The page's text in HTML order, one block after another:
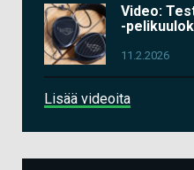
Video:
-
11.2.2026
Lisää videoita